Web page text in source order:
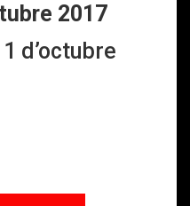
2017
d’octubre